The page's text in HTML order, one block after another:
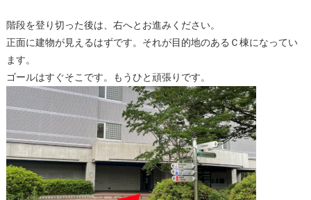
階段を登り切った後は、右へとお進みください。
正面に建物が見えるはずです。それが目的地のあるＣ棟になってい
ます。
ゴールはすぐそこです。もうひと頑張りです。